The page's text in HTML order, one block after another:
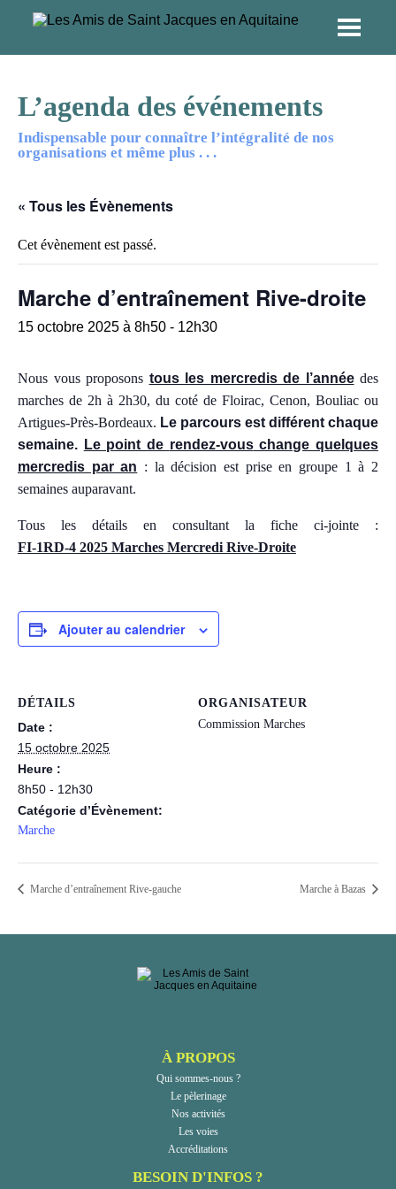
L’agenda des événements
Indispensable pour connaître l’intégralité de nos
organisations et même plus . . .
« Tous les Évènements
Cet évènement est passé.
Marche d’entraînement Rive-droite
15 octobre 2025 à 8h50 - 12h30
Nous vous proposons tous les mercredis de l’annéedes
marches de 2h à 2h30, du coté de Floirac, Cenon, Bouliac ou
Artigues-Près-Bordeaux. Le parcours est différent chaque
semaine. Le point de rendez-vouschange quelques
mercredis par an : la décision est prise en groupe 1 à 2
semaines auparavant.
Tous les détails en consultant la fiche ci-jointe :
FI-1RD-4 2025 Marches Mercredi Rive-Droite
Ajouter au calendrier
DÉTAILS
Date :
15 octobre 2025
Heure :
8h50 - 12h30
Catégorie d’Évènement:
Marche
ORGANISATEUR
Commission Marches
Marche d’entraînement Rive-gauche Marche à Bazas
À PROPOS
Qui sommes-nous ?
Le pèlerinage
Nos activités
Les voies
Accréditations
BESOIN D'INFOS ?